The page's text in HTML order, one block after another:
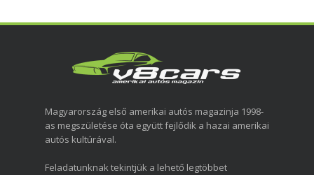
Magyarország első amerikai autós magazinja 1998-
as megszületése óta együtt fejlődik a hazai amerikai
autós kultúrával.
Feladatunknak tekintjük a lehető legtöbbet